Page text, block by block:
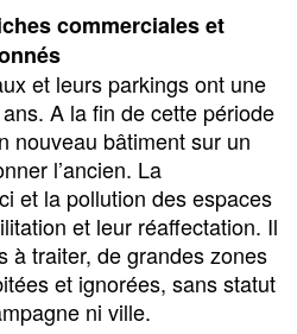
commerciales et
et leurs parkings ont une
A la fin de cette période
nouveau bâtiment sur un
l’ancien. La
et la pollution des espaces
et leur réaffectation. Il
à traiter, de grandes zones
et ignorées, sans statut
ni ville.